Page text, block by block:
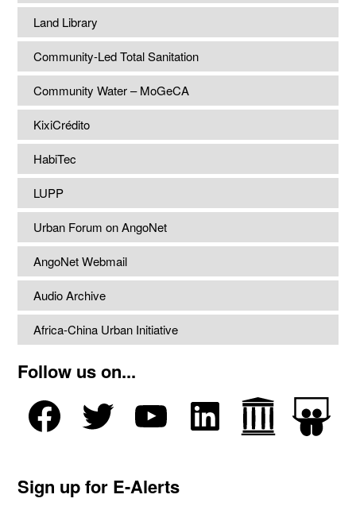
Land Library
Community-Led Total Sanitation
Community Water – MoGeCA
KixiCrédito
HabiTec
LUPP
Urban Forum on AngoNet
AngoNet Webmail
Audio Archive
Africa-China Urban Initiative
Follow us on...
Sign up for E-Alerts